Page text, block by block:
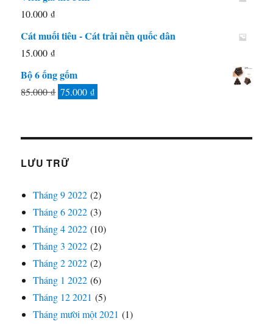
1.000 ₫.
10.000₫
Cát muối tiêu - Cát trải nền quốc dân
15.000₫
Bộ 6 ống gốm
85.000₫ Giá
85.000 ₫.
75.000₫
là:
LƯU TRỮ
Tháng 9 2022 (2)
Tháng 6 2022 (3)
Tháng 4 2022 (10)
Tháng 3 2022 (2)
Tháng 2 2022 (2)
Tháng 1 2022 (6)
Tháng 12 2021 (5)
Tháng mười một 2021 (1)